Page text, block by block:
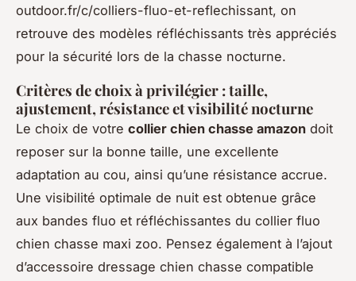
outdoor.fr/c/colliers-fluo-et-reflechissant, on
retrouve des modèles réfléchissants très appréciés
pour la sécurité lors de la chasse nocturne.
Critères de choix à privilégier : taille,
ajustement, résistance et visibilité nocturne
Le choix de votre collier chien chasse amazon doit
reposer sur la bonne taille, une excellente
adaptation au cou, ainsi qu’une résistance accrue.
Une visibilité optimale de nuit est obtenue grâce
aux bandes fluo et réfléchissantes du collier fluo
chien chasse maxi zoo. Pensez également à l’ajout
d’accessoire dressage chien chasse compatible